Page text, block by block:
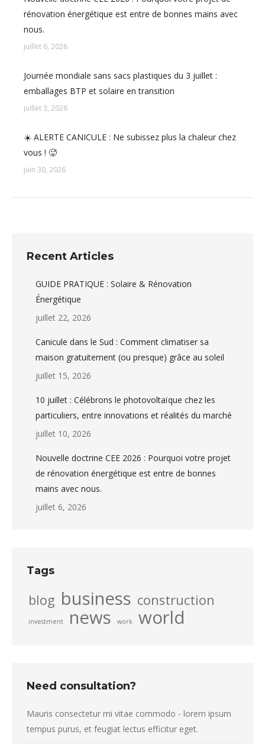
rénovation énergétique est entre de bonnes mains avec
nous.
juillet 6, 2026
Journée mondiale sans sacs plastiques du 3 juillet :
emballages BTP et solaire en transition
juillet 3, 2026
☀️ ALERTE CANICULE : Ne subissez plus la chaleur chez
vous ! 🥵
juin 30, 2026
Recent Articles
GUIDE PRATIQUE : Solaire & Rénovation
Énergétique
juillet 22, 2026
Canicule dans le Sud : Comment climatiser sa
maison gratuitement (ou presque) grâce au soleil
juillet 15, 2026
10 juillet : Célébrons le photovoltaïque chez les
particuliers, entre innovations et réalités du marché
juillet 10, 2026
Nouvelle doctrine CEE 2026 : Pourquoi votre projet
de rénovation énergétique est entre de bonnes
mains avec nous.
juillet 6, 2026
Tags
blog business construction
investment news work world
Need consultation?
Mauris consectetur mi vitae commodo - lorem ipsum
tempus purus, et feugiat lectus efficitur eget.